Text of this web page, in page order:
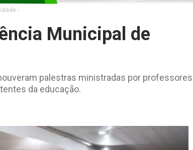
-
Municipal de
palestras ministradas por professores
da educação.